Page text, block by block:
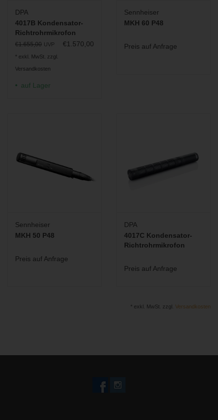
DPA
4017B Kondensator-
Richtrohrmikrofon
€1.655,00 UVP €1.570,00
* exkl. MwSt. zzgl.
Versandkosten
auf Lager
Sennheiser
MKH 60 P48
Preis auf Anfrage
Sennheiser
MKH 50 P48
Preis auf Anfrage
DPA
4017C Kondensator-
Richtrohrmikrofon
Preis auf Anfrage
* exkl. MwSt. zzgl. Versandkosten